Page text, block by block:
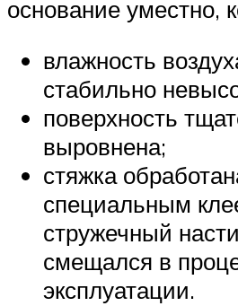
основание уместно,
влажность
стабильно
поверхность
выровнена;
стяжка
специальным
стружечный
смещался в
эксплуатации.